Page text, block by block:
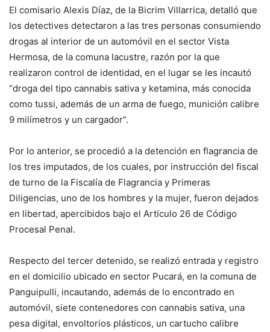
El comisario Alexis Díaz, de la Bicrim Villarrica, detalló que
los detectives detectaron a las tres personas consumiendo
drogas al interior de un automóvil en el sector Vista
Hermosa, de la comuna lacustre, razón por la que
realizaron control de identidad, en el lugar se les incautó
“droga del tipo cannabis sativa y ketamina, más conocida
como tussi, además de un arma de fuego, munición calibre
9 milímetros y un cargador”.
Por lo anterior, se procedió a la detención en flagrancia de
los tres imputados, de los cuales, por instrucción del fiscal
de turno de la Fiscalía de Flagrancia y Primeras
Diligencias, uno de los hombres y la mujer, fueron dejados
en libertad, apercibidos bajo el Artículo 26 de Código
Procesal Penal.
Respecto del tercer detenido, se realizó entrada y registro
en el domicilio ubicado en sector Pucará, en la comuna de
Panguipulli, incautando, además de lo encontrado en
automóvil, siete contenedores con cannabis sativa, una
pesa digital, envoltorios plásticos, un cartucho calibre